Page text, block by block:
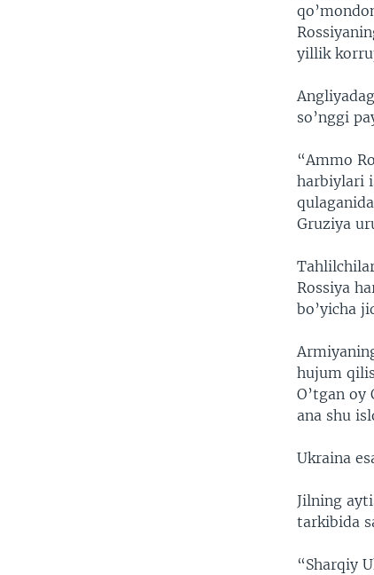
yillik
so’nggi
“Ammo
harbiylari
Gruziya
Rossiya
bo’yicha
hujum
O’tgan
ana shu
Ukraina
Jilning
tarkibida
“Sharqiy